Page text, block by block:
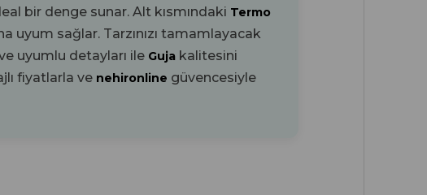
bir denge sunar. Alt kısmındaki Termo
uyum sağlar. Tarzınızı tamamlayacak
uyumlu detayları ile Guja kalitesini
fiyatlarla ve nehironline güvencesiyle